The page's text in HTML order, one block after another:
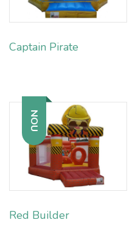
Captain Pirate
NOU
Red Builder